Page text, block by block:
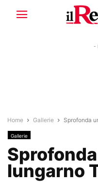
-
Home Gallerie Sprofonda
Gallerie
lungarno